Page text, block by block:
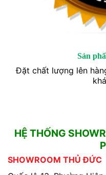
Sản
Đặt chất lượng lên
HỆ THỐNG
SHOWROOM THỦ ĐỨC